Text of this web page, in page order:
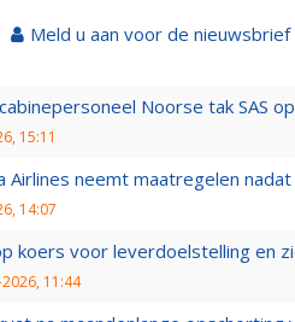
Meld u aan voor de nieuwsbrief
Noorse tak SAS
15:11
Airlines neemt maatregelen
14:07
koers voor leverdoelstelling en
11:44